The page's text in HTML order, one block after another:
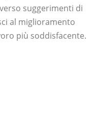
suggerimenti di
al miglioramento
più soddisfacente.